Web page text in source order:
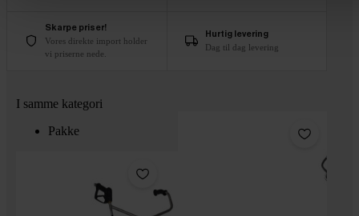
Skarpe priser!
Vores direkte import holder
vi priserne nede.
Hurtig levering
Dag til dag levering
I samme kategori
Pakke